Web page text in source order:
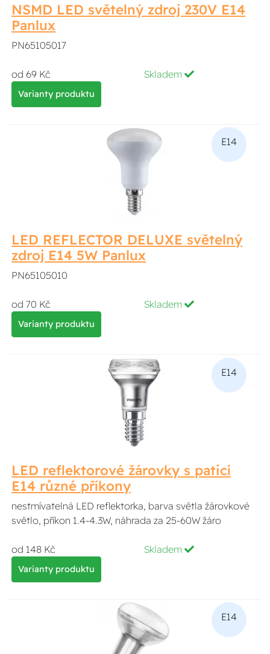
NSMD LED světelný zdroj 230V E14
Panlux
PN65105017
od 69 Kč Skladem
Varianty produktu
E14
LED REFLECTOR DELUXE světelný
zdroj E14 5W Panlux
PN65105010
od 70 Kč Skladem
Varianty produktu
E14
LED reflektorové žárovky s paticí
E14 různé příkony
nestmívatelná LED reflektorka, barva světla žárovkové
světlo, příkon 1.4-4.3W, náhrada za 25-60W žáro
od 148 Kč Skladem
Varianty produktu
E14